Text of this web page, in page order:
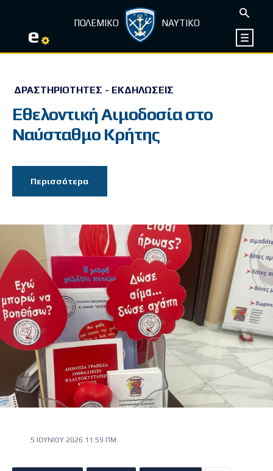
e ΠΟΛΕΜΙΚΟ ΝΑΥΤΙΚΟ
ΔΡΑΣΤΗΡΙΌΤΗΤΕΣ - ΕΚΔΗΛΏΣΕΙΣ
Eθελοντική Αιμοδοσία στο
Ναύσταθμο Κρήτης
Περισσότερα
5 ΙΟΥΝΊΟΥ 2026 11:59 ΠΜ